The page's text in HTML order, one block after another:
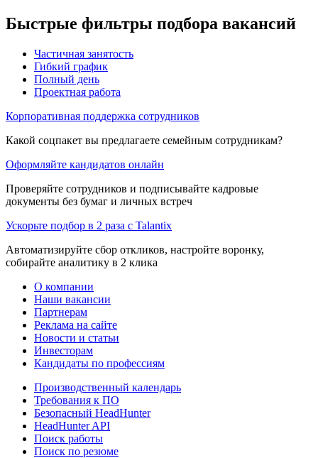
Быстрые фильтры подбора вакансий
Частичная занятость
Гибкий график
Полный день
Проектная работа
Корпоративная поддержка сотрудников
Какой соцпакет вы предлагаете семейным сотрудникам?
Оформляйте кандидатов онлайн
Проверяйте сотрудников и подписывайте кадровые
документы без бумаг и личных встреч
Ускорьте подбор в 2 раза с Talantix
Автоматизируйте сбор откликов, настройте воронку,
собирайте аналитику в 2 клика
О компании
Наши вакансии
Партнерам
Реклама на сайте
Новости и статьи
Инвесторам
Кандидаты по профессиям
Производственный календарь
Требования к ПО
Безопасный HeadHunter
HeadHunter API
Поиск работы
Поиск по резюме